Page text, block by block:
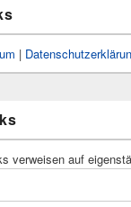
|
verweisen auf